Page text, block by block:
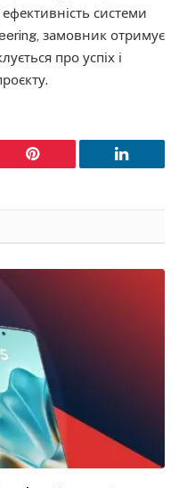
системи
замовник отримує
про успіх і
Pinterest LinkedIn